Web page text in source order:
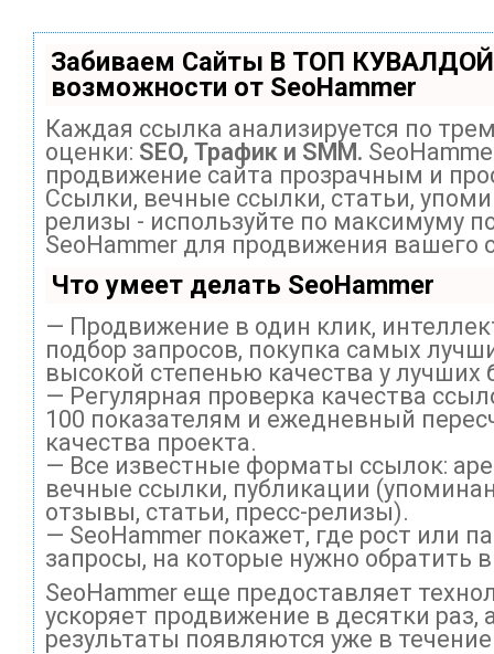
Забиваем Сайты В ТОП
возможности от SeoHammer
Каждая ссылка анализируется по
оценки: SEO, Трафик и SMM.
продвижение сайта прозрачным и
Ссылки, вечные ссылки, статьи,
релизы - используйте по максимуму
SeoHammer для продвижения вашего
Что умеет делать SeoHammer
— Продвижение в один клик,
подбор запросов, покупка самых
высокой степенью качества у лучших
— Регулярная проверка качества
100 показателям и ежедневный
качества проекта.
— Все известные форматы ссылок:
вечные ссылки, публикации
отзывы, статьи, пресс-релизы).
— SeoHammer покажет, где рост или
запросы, на которые нужно обратить
SeoHammer еще предоставляет
ускоряет продвижение в десятки раз,
результаты появляются уже в